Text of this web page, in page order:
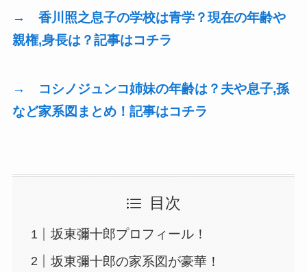
→ 香川照之息子の学校は青学？現在の年齢や
親権,身長は？記事はコチラ
→ コシノジュンコ姉妹の年齢は？夫や息子,孫
など家系図まとめ！記事はコチラ
目次
坂東彌十郎プロフィール！
坂東彌十郎の家系図が豪華！